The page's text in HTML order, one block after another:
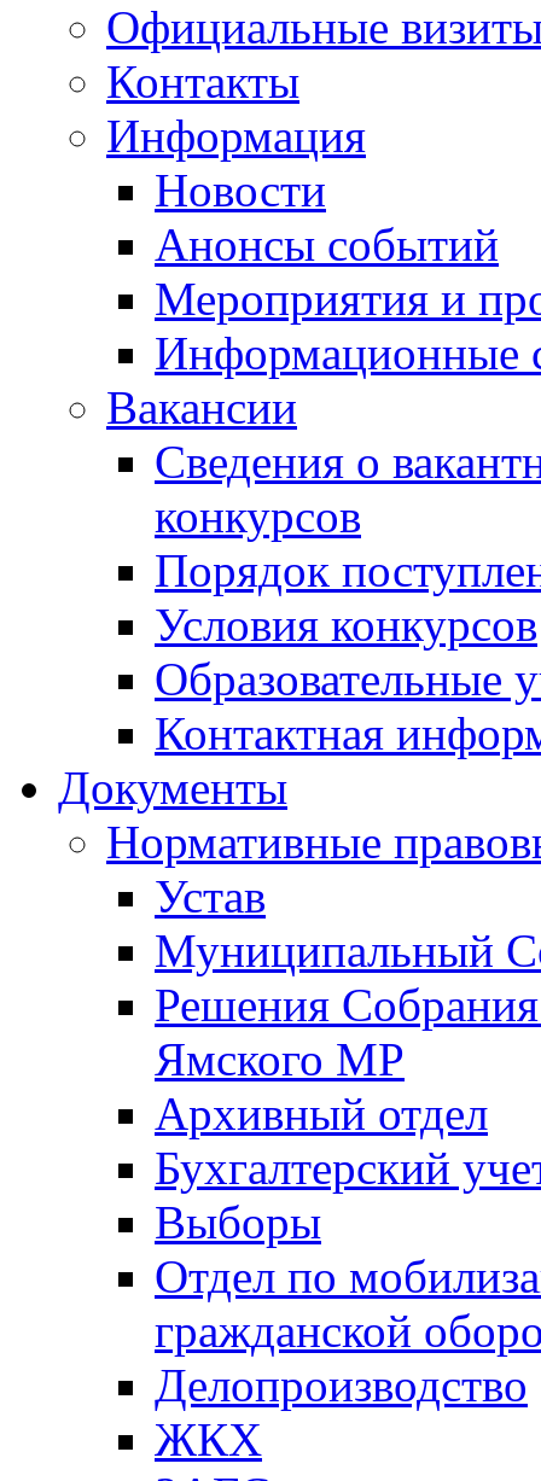
Официальные
Контакты
Информация
Новости
Анонсы событий
Мероприятия и
Информационные
Вакансии
Сведения о
конкурсов
Порядок
Условия конкурсов
Образовательные
Контактная
Документы
Нормативные
Устав
Муниципальный
Решения
Ямского МР
Архивный отдел
Бухгалтерский
Выборы
Отдел по
гражданской
Делопроизводство
ЖКХ